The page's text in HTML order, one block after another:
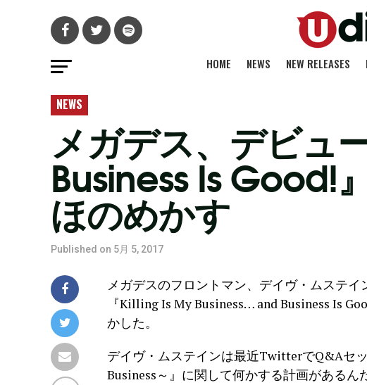
HOME NEWS NEW RELEASES
NEWS
メガデス、デビュ
Business Is Good!
ほのめかす
Published on 5月 5, 2017
メガデスのフロントマン、デイヴ・ムステ
『Killing Is My Business… and Business Is
かした。
デイヴ・ムステインは最近TwitterでQ&Aセ
Business～』に関して何かする計画がある